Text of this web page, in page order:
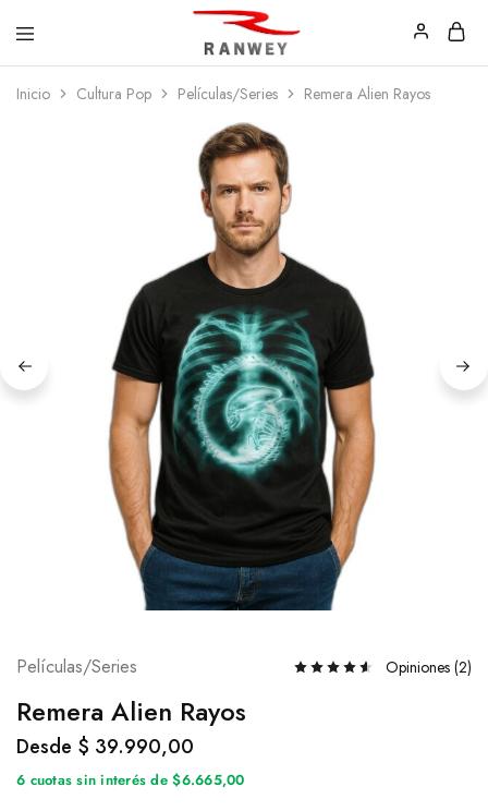
Ranwey
|
Tu
Estilo,
Inicio Cultura Pop Películas/Series Remera Alien Rayos
Películas/Series Opiniones (2)
Remera Alien Rayos
Desde $ 39.990,00
6 cuotas sin interés de $6.665,00